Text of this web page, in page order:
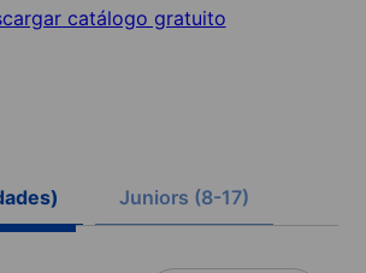
catálogo gratuito
Juniors (8-17)